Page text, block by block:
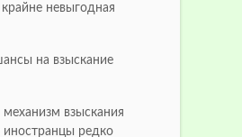
невыгодная
на взыскание
взыскания
иностранцы редко